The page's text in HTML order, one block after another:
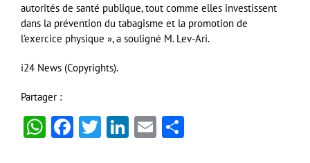
autorités de santé publique, tout comme elles investissent
dans la prévention du tabagisme et la promotion de
l’exercice physique », a souligné M. Lev-Ari.
i24 News (Copyrights).
Partager :
WhatsApp
Facebook
Twitter
LinkedIn
Email